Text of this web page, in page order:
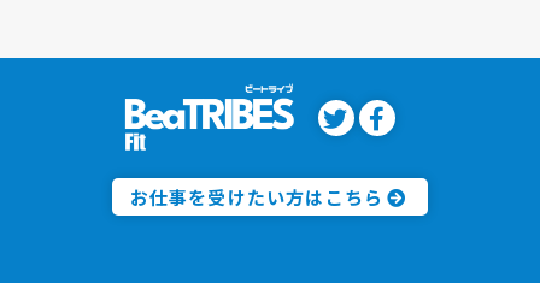
お仕事を受けたい方はこちら